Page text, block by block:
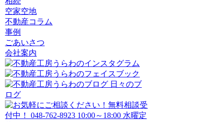
空家空地
不動産コラム
事例
ごあいさつ
会社案内